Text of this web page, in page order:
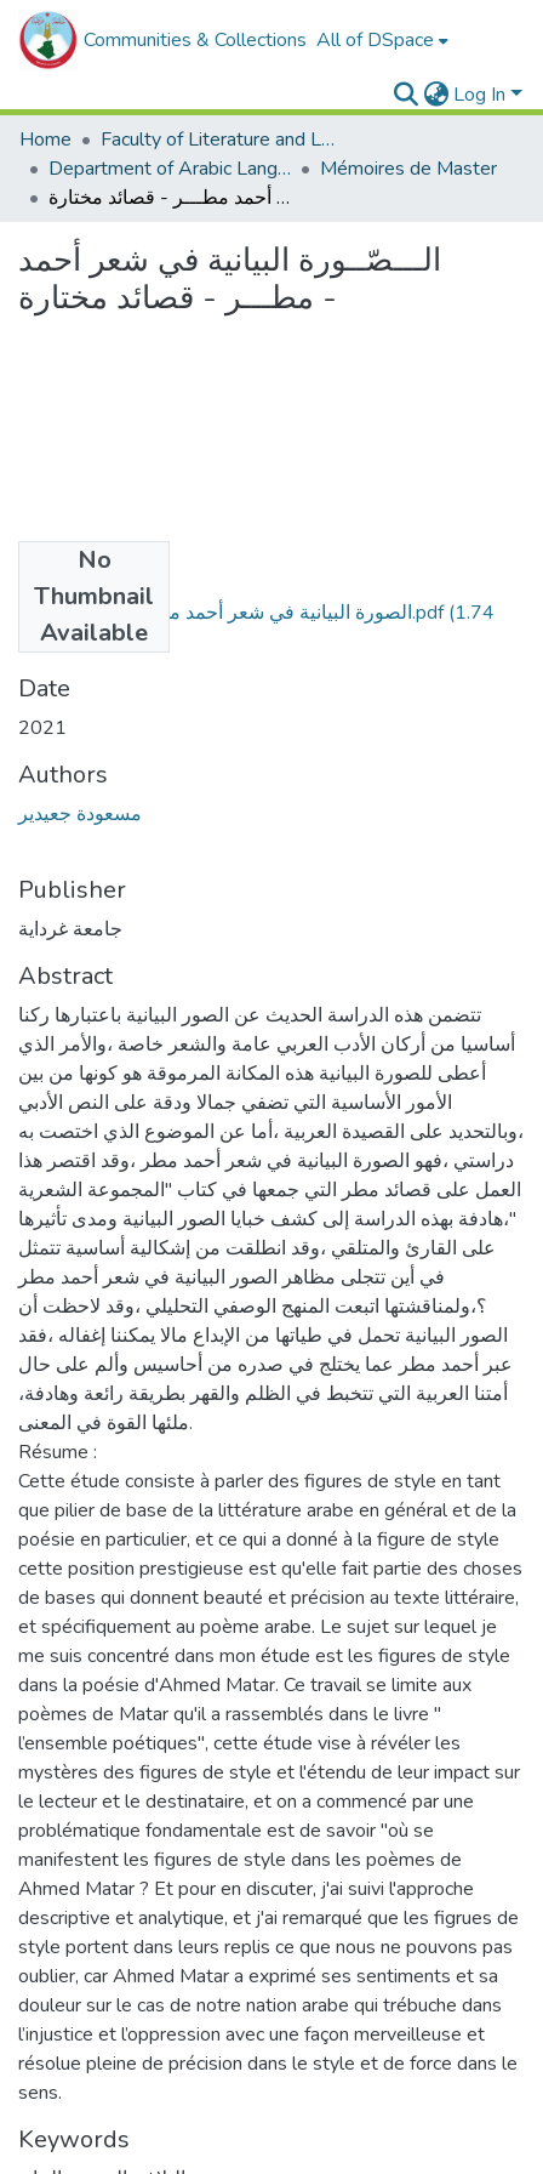
Communities & Collections All of DSpace
Log In
Home
Faculty of Literature and Languages
Department of Arabic Language and Literature
Mémoires de Master
الـــصّــورة البيانية في شعر أحمد مطـــر - قصائد مختارة -
الـــصّــورة البيانية في شعر أحمد
مطـــر - قصائد مختارة -
No
Thumbnail
Available
الصورة البيانية في شعر أحمد مطر المذكرة النهائية.pdf(1.74
MB)
Date
2021
Authors
مسعودة جعيدير
Publisher
جامعة غرداية
Abstract
تتضمن هذه الدراسة الحديث عن الصور البيانية باعتبارها ركنا
أساسيا من أركان الأدب العربي عامة والشعر خاصة ،والأمر الذي
أعطى للصورة البيانية هذه المكانة المرموقة هو كونها من بين
الأمور الأساسية التي تضفي جمالا ودقة على النص الأدبي
،وبالتحديد على القصيدة العربية ،أما عن الموضوع الذي اختصت به
دراستي ،فهو الصورة البيانية في شعر أحمد مطر ،وقد اقتصر هذا
العمل على قصائد مطر التي جمعها في كتاب "المجموعة الشعرية
"،هادفة بهذه الدراسة إلى كشف خبايا الصور البيانية ومدى تأثيرها
على القارئ والمتلقي ،وقد انطلقت من إشكالية أساسية تتمثل
في أين تتجلى مظاهر الصور البيانية في شعر أحمد مطر
؟،ولمناقشتها اتبعت المنهج الوصفي التحليلي ،وقد لاحظت أن
الصور البيانية تحمل في طياتها من الإبداع مالا يمكننا إغفاله ،فقد
عبر أحمد مطر عما يختلج في صدره من أحاسيس وألم على حال
أمتنا العربية التي تتخبط في الظلم والقهر بطريقة رائعة وهادفة،
ملئها القوة في المعنى.
Résume :
Cette étude consiste à parler des figures de style en tant
que pilier de base de la littérature arabe en général et de la
poésie en particulier, et ce qui a donné à la figure de style
cette position prestigieuse est qu'elle fait partie des choses
de bases qui donnent beauté et précision au texte littéraire,
et spécifiquement au poème arabe. Le sujet sur lequel je
me suis concentré dans mon étude est les figures de style
dans la poésie d'Ahmed Matar. Ce travail se limite aux
poèmes de Matar qu'il a rassemblés dans le livre "
l’ensemble poétiques", cette étude vise à révéler les
mystères des figures de style et l'étendu de leur impact sur
le lecteur et le destinataire, et on a commencé par une
problématique fondamentale est de savoir "où se
manifestent les figures de style dans les poèmes de
Ahmed Matar ? Et pour en discuter, j'ai suivi l'approche
descriptive et analytique, et j'ai remarqué que les fi‏grues de
style portent dans leurs replis ce que nous ne pouvons pas
oublier, car Ahmed Matar a exprimé ses sentiments et sa
douleur sur le cas de notre nation arabe qui trébuche dans
l’injustice et l’oppression avec une façon merveilleuse et
résolue pleine de précision dans le style et de force dans le
sens.
Keywords